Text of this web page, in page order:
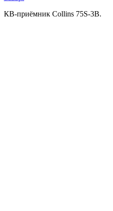
КВ-приёмник Collins 75S-3B.